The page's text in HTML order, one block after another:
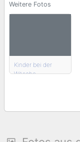
Weitere Fotos
Kinder bei der
Wäsche